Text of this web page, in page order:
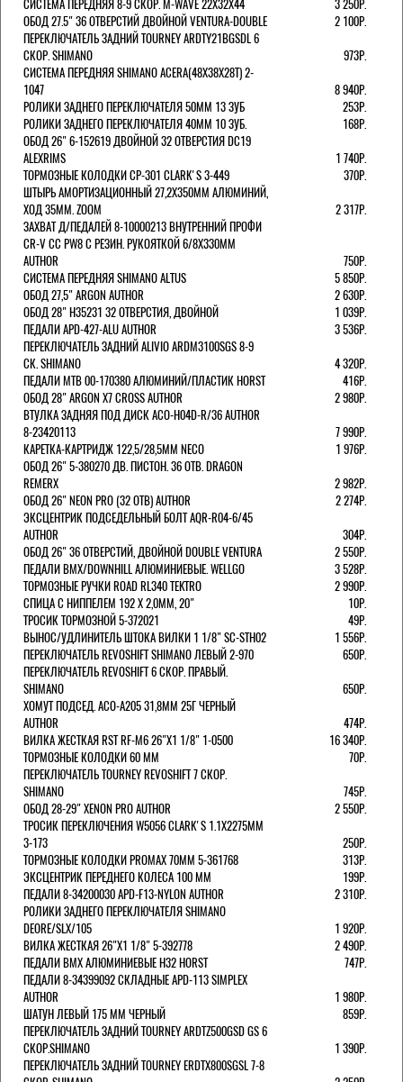
СИСТЕМА ПЕРЕДНЯЯ 8-9 СКОР. M-WAVE 22Х32Х44
3 250Р.
ОБОД 27.5" 36 ОТВЕРСТИЙ ДВОЙНОЙ VENTURA-DOUBLE
2 100Р.
ПЕРЕКЛЮЧАТЕЛЬ ЗАДНИЙ TOURNEY ARDTY21BGSDL 6
СКОР. SHIMANO
973Р.
СИСТЕМА ПЕРЕДНЯЯ SHIMANO ACERA(48Х38Х28Т) 2-
1047
8 940Р.
РОЛИКИ ЗАДНЕГО ПЕРЕКЛЮЧАТЕЛЯ 50ММ 13 ЗУБ
253Р.
РОЛИКИ ЗАДНЕГО ПЕРЕКЛЮЧАТЕЛЯ 40ММ 10 ЗУБ.
168Р.
ОБОД 26" 6-152619 ДВОЙНОЙ 32 ОТВЕРСТИЯ DC19
ALEXRIMS
1 740Р.
ТОРМОЗНЫЕ КОЛОДКИ CP-301 CLARK'S 3-449
370Р.
ШТЫРЬ АМОРТИЗАЦИОННЫЙ 27,2Х350ММ АЛЮМИНИЙ,
ХОД 35ММ. ZOOM
2 317Р.
ЗАХВАТ Д/ПЕДАЛЕЙ 8-10000213 ВНУТРЕННИЙ ПРОФИ
CR-V CC PW8 С РЕЗИН. РУКОЯТКОЙ 6/8X330ММ
AUTHOR
750Р.
СИСТЕМА ПЕРЕДНЯЯ SHIMANO ALTUS
5 850Р.
ОБОД 27,5" ARGON AUTHOR
2 630Р.
ОБОД 28" H35231 32 ОТВЕРСТИЯ, ДВОЙНОЙ
1 039Р.
ПЕДАЛИ APD-427-ALU AUTHOR
3 536Р.
ПЕРЕКЛЮЧАТЕЛЬ ЗАДНИЙ ALIVIO ARDM3100SGS 8-9
СК. SHIMANO
4 320Р.
ПЕДАЛИ MTB 00-170380 АЛЮМИНИЙ/ПЛАСТИК HORST
416Р.
ОБОД 28" ARGON X7 CROSS AUTHOR
2 980Р.
ВТУЛКА ЗАДНЯЯ ПОД ДИСК ACO-H04D-R/36 AUTHOR
8-23420113
7 990Р.
КАРЕТКА-КАРТРИДЖ 122,5/28,5ММ NECO
1 976Р.
ОБОД 26" 5-380270 ДВ. ПИСТОН. 36 ОТВ. DRAGON
REMERX
2 982Р.
ОБОД 26" NEON PRO (32 ОТВ) AUTHOR
2 274Р.
ЭКСЦЕНТРИК ПОДСЕДЕЛЬНЫЙ БОЛТ AQR-R04-6/45
AUTHOR
304Р.
ОБОД 26" 36 ОТВЕРСТИЙ, ДВОЙНОЙ DOUBLE VENTURA
2 550Р.
ПЕДАЛИ BMX/DOWNHILL АЛЮМИНИЕВЫЕ. WELLGO
3 528Р.
ТОРМОЗНЫЕ РУЧКИ ROAD RL340 TEKTRO
2 990Р.
СПИЦА С НИППЕЛЕМ 192 Х 2,0ММ, 20"
10Р.
ТРОСИК ТОРМОЗНОЙ 5-372021
49Р.
ВЫНОС/УДЛИНИТЕЛЬ ШТОКА ВИЛКИ 1 1/8" SC-STH02
1 556Р.
ПЕРЕКЛЮЧАТЕЛЬ REVOSHIFT SHIMANO ЛЕВЫЙ 2-970
650Р.
ПЕРЕКЛЮЧАТЕЛЬ REVOSHIFT 6 СКОР. ПРАВЫЙ.
SHIMANO
650Р.
ХОМУТ ПОДСЕД. ACO-A205 31,8ММ 25Г ЧЕРНЫЙ
AUTHOR
474Р.
ВИЛКА ЖЕСТКАЯ RST RF-M6 26"Х1 1/8" 1-0500
16 340Р.
ТОРМОЗНЫЕ КОЛОДКИ 60 ММ
70Р.
ПЕРЕКЛЮЧАТЕЛЬ TOURNEY REVOSHIFT 7 СКОР.
SHIMANO
745Р.
ОБОД 28-29" XENON PRO AUTHOR
2 550Р.
ТРОСИК ПЕРЕКЛЮЧЕНИЯ W5056 CLARK'S 1.1Х2275ММ
3-173
250Р.
ТОРМОЗНЫЕ КОЛОДКИ PROMAX 70ММ 5-361768
313Р.
ЭКСЦЕНТРИК ПЕРЕДНЕГО КОЛЕСА 100 ММ
199Р.
ПЕДАЛИ 8-34200030 APD-F13-NYLON AUTHOR
2 310Р.
РОЛИКИ ЗАДНЕГО ПЕРЕКЛЮЧАТЕЛЯ SHIMANO
DEORE/SLX/105
1 920Р.
ВИЛКА ЖЕСТКАЯ 26"Х1 1/8" 5-392778
2 490Р.
ПЕДАЛИ BMX АЛЮМИНИЕВЫЕ H32 HORST
747Р.
ПЕДАЛИ 8-34399092 СКЛАДНЫЕ APD-113 SIMPLEX
AUTHOR
1 980Р.
ШАТУН ЛЕВЫЙ 175 ММ ЧЕРНЫЙ
859Р.
ПЕРЕКЛЮЧАТЕЛЬ ЗАДНИЙ TOURNEY ARDTZ500GSD GS 6
СКОР.SHIMANO
1 390Р.
ПЕРЕКЛЮЧАТЕЛЬ ЗАДНИЙ TOURNEY ERDTX800SGSL 7-8